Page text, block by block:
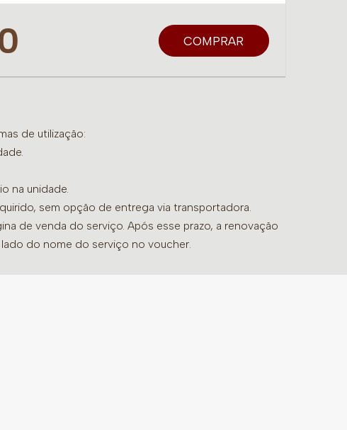
um relaxamento profundo, e ainda
antiespasmodicas para o alívio de cólicas e
de preparo: usar 1 colher de sobremesa (2
(Matricaria recutita L.) – capítulos florais,
citratua Staf.) – folhas, Jasmim
L.) – flores, Rosa Mosqueta (Rosa Canina L.) –
angustifólia Mill.) – flores, e óleos
e limão siciliano. Não contém glúten.
COMPRAR
de utilização:
na unidade.
sem opção de entrega via transportadora.
de venda do serviço. Após esse prazo, a renovação
do nome do serviço no voucher.